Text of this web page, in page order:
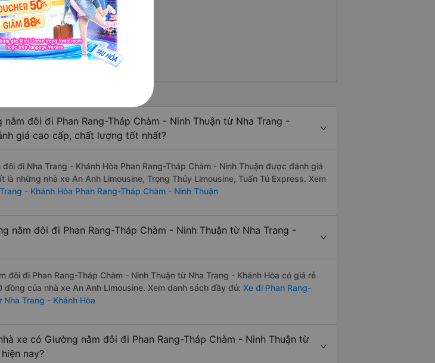
nhanh và uy tín nhất
Chàm
nằm đôi đi Phan Rang-Tháp Chàm - Ninh Thuận từ Nha Trang -
giá cao cấp, chất lượng tốt nhất?
đi Nha Trang - Khánh Hòa Phan Rang-Tháp Chàm - Ninh Thuận được đánh giá
những nhà xe An Anh Limousine, Trọng Thủy Limousine, Tuấn Tú Express. Xem
- Khánh Hòa Phan Rang-Tháp Chàm - Ninh Thuận
nằm đôi đi Phan Rang-Tháp Chàm - Ninh Thuận từ Nha Trang -
đôi đi Phan Rang-Tháp Chàm - Ninh Thuận từ Nha Trang - Khánh Hòa có giá rẻ
của nhà xe An Anh Limousine. Xem danh sách đầy đủ: Xe đi Phan Rang-
Trang - Khánh Hòa
xe có Giường nằm đôi đi Phan Rang-Tháp Chàm - Ninh Thuận từ
nay?